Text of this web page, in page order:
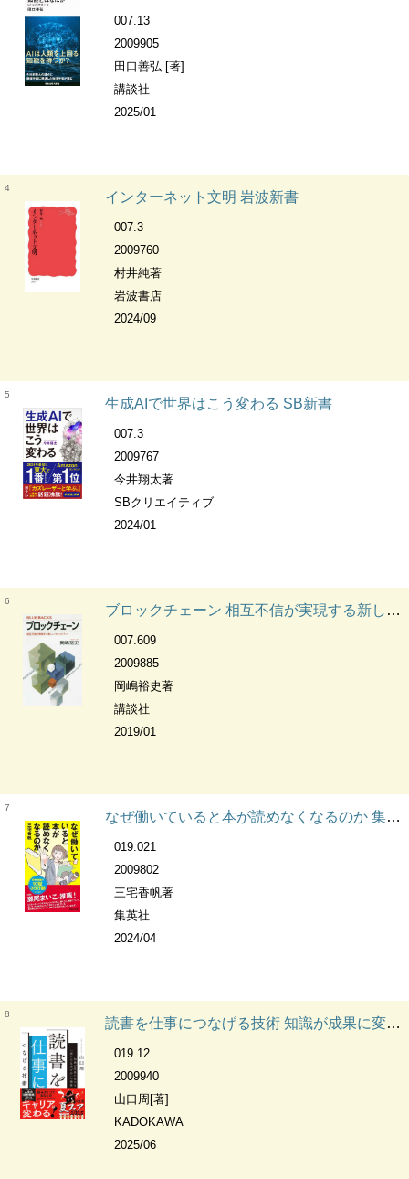
007.13
2009905
田口善弘 [著]
講談社
2025/01
4
インターネット文明 岩波新書
007.3
2009760
村井純著
岩波書店
2024/09
5
生成AIで世界はこう変わる SB新書
007.3
2009767
今井翔太著
SBクリエイティブ
2024/01
6
ブロックチェーン 相互不信が実現する新しいセキュリティ ブルーバックス
007.609
2009885
岡嶋裕史著
講談社
2019/01
7
なぜ働いていると本が読めなくなるのか 集英社新書
019.021
2009802
三宅香帆著
集英社
2024/04
8
読書を仕事につなげる技術 知識が成果に変わる「読み方&選び方」の極意 角川文庫
019.12
2009940
山口周[著]
KADOKAWA
2025/06